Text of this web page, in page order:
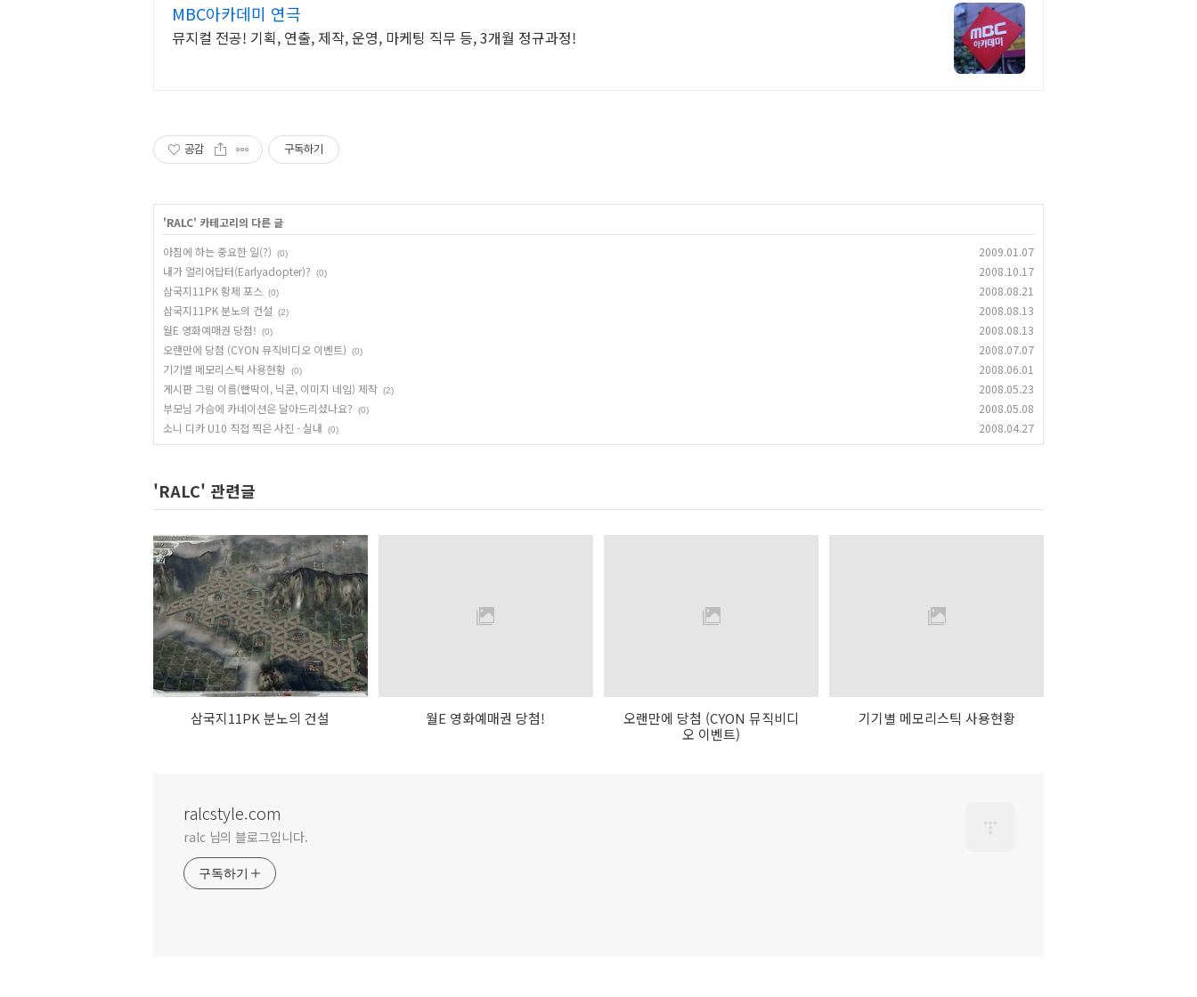
MBC아카데미 연극
뮤지컬 전공! 기획, 연출, 제작, 운영, 마케팅 직무 등, 3개월 정규과정!
공감 구독하기
'RALC' 카테고리의 다른 글
아침에 하는 중요한 일(?)
(0) 2009.01.07
내가 얼리어답터(Earlyadopter)? (0) 2008.10.17
삼국지11PK 황제 포스 (0) 2008.08.21
삼국지11PK 분노의 건설 (2) 2008.08.13
월E 영화예매권 당첨! (0) 2008.08.13
오랜만에 당첨 (CYON 뮤직비디오 이벤트) (0) 2008.07.07
기기별 메모리스틱 사용현황 (0) 2008.06.01
게시판 그림 이름(빤딱이, 닉콘, 이미지 네임) 제작 (2) 2008.05.23
부모님 가슴에 카네이션은 달아드리셨나요? (0) 2008.05.08
소니 디카 U10 직접 찍은 사진 - 실내 (0) 2008.04.27
'RALC' 관련글
삼국지11PK 분노의 건설 월E 영화예매권 당첨!
오랜만에 당첨 (CYON 뮤직비디
오 이벤트)
기기별 메모리스틱 사용현황
ralcstyle.com
ralc 님의 블로그입니다.
구독하기